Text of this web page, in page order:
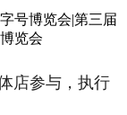
店参与，执行